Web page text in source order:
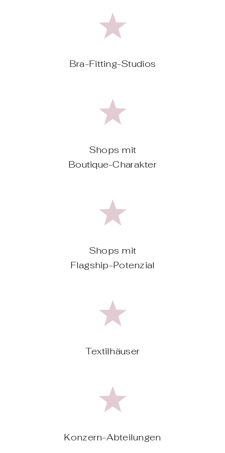
Bra-Fitting-Studios
Shops mit
Boutique-Charakter
Shops mit
Flagship-Potenzial
Textilhäuser
Konzern-Abteilungen